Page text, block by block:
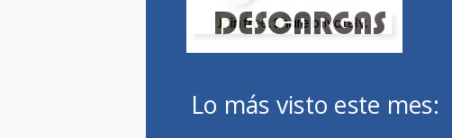
Lo más visto este mes: